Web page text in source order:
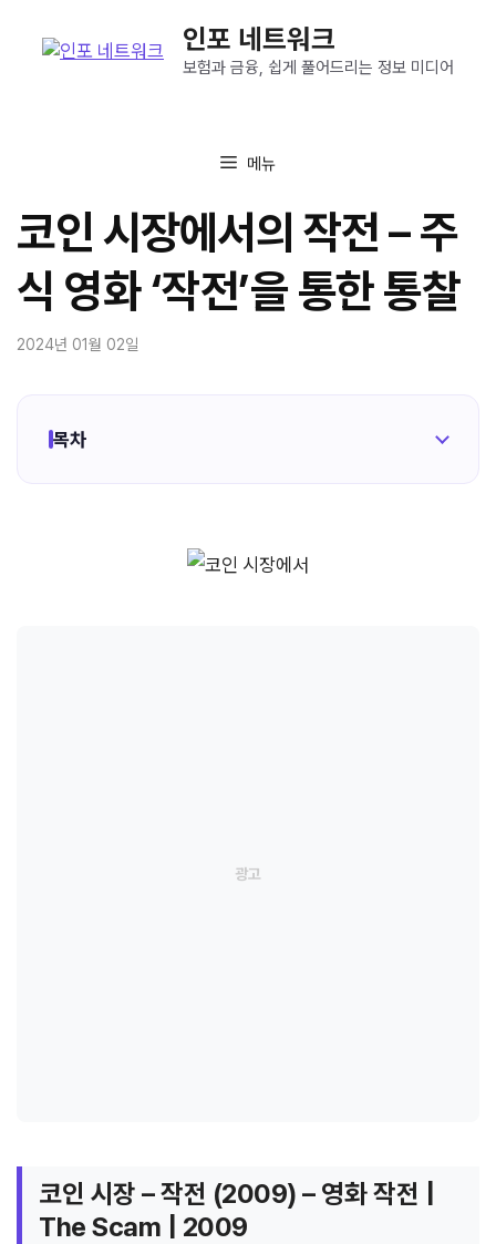
인포 네트워크
보험과 금융, 쉽게 풀어드리는 정보 미디어
메뉴
코인 시장에서의 작전 – 주
식 영화 ‘작전’을 통한 통찰
2024년 01월 02일
목차
코인 시장 – 작전 (2009) – 영화 작전 |
The Scam | 2009